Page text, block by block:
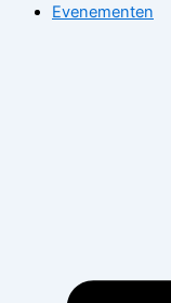
Evenementen